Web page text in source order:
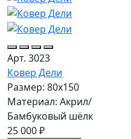
Арт. 3023
Ковер Дели
Размер: 80x150
Материал: Акрил/
Бамбуковый шёлк
25 000 ₽